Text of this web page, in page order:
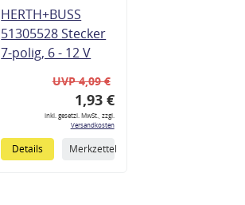
HERTH+BUSS
51305528 Stecker
7-polig, 6 - 12 V
UVP 4,09 €
1,93 €
inkl. gesetzl. MwSt., zzgl.
Versandkosten
Details Merkzettel